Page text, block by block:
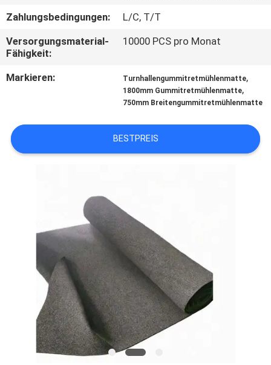
UNS
IN
VERBINDUNG
FORDERN
SIE
SITEMAP
PRIVACY
POLICY
Zahlungsbedingungen:
L/C, T/T
Versorgungsmaterial-
Fähigkeit:
10000 PCS pro Monat
Markieren: Turnhallengummitretmühlenmatte,
1800mm Gummitretmühlenmatte,
750mm Breitengummitretmühlenmatte
BESTPREIS